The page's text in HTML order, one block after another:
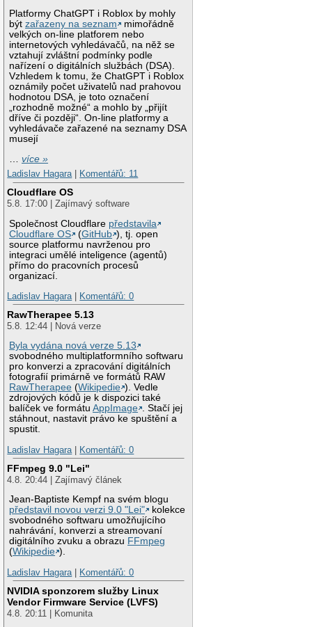
Platformy ChatGPT i Roblox by mohly
býtzařazeny na seznam
mimořádně
velkých on-line platforem nebo
internetových vyhledávačů, na něž se
vztahují zvláštní podmínky podle
nařízení o digitálních službách (DSA).
Vzhledem k tomu, že ChatGPT i Roblox
oznámily počet uživatelů nad prahovou
hodnotou DSA, je toto označení
„rozhodně možné“ a mohlo by „přijít
dříve či později“. On-line platformy a
vyhledávače zařazené na seznamy DSA
musejí
…více »
Ladislav Hagara| Komentářů: 11
Cloudflare OS
5.8. 17:00 | Zajímavý software
Společnost Cloudflare představila
Cloudflare OS
(GitHub ), tj. open
source platformu navrženou pro
integraci umělé inteligence (agentů)
přímo do pracovních procesů
organizací.
Ladislav Hagara| Komentářů: 0
RawTherapee 5.13
5.8. 12:44 | Nová verze
Byla vydána nová verze 5.13
svobodného multiplatformního softwaru
pro konverzi a zpracování digitálních
fotografií primárně ve formátů RAW
RawTherapee (Wikipedie ). Vedle
zdrojových kódů je k dispozici také
balíček ve formátuAppImage . Stačí jej
stáhnout, nastavit právo ke spuštění a
spustit.
Ladislav Hagara| Komentářů: 0
FFmpeg 9.0 "Lei"
4.8. 20:44 | Zajímavý článek
Jean-Baptiste Kempf na svém blogu
představil novou verzi 9.0 "Lei"
kolekce
svobodného softwaru umožňujícího
nahrávání, konverzi a streamovaní
digitálního zvuku a obrazu FFmpeg
(Wikipedie ).
Ladislav Hagara| Komentářů: 0
NVIDIA sponzorem služby Linux
Vendor Firmware Service (LVFS)
4.8. 20:11 | Komunita